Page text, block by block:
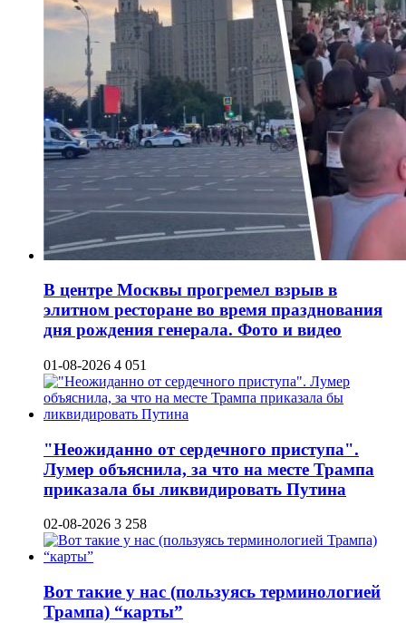
В центре Москвы прогремел взрыв в
элитном ресторане во время празднования
дня рождения генерала. Фото и видео
01-08-2026 4 051
"Неожиданно от сердечного приступа".
Лумер объяснила, за что на месте Трампа
приказала бы ликвидировать Путина
02-08-2026 3 258
Вот такие у нас (пользуясь терминологией
Трампа) “карты”